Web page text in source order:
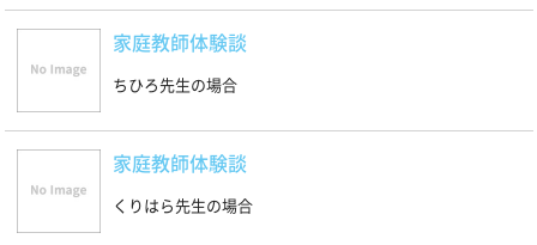
家庭教師体験談
ちひろ先生の場合
家庭教師体験談
くりはら先生の場合